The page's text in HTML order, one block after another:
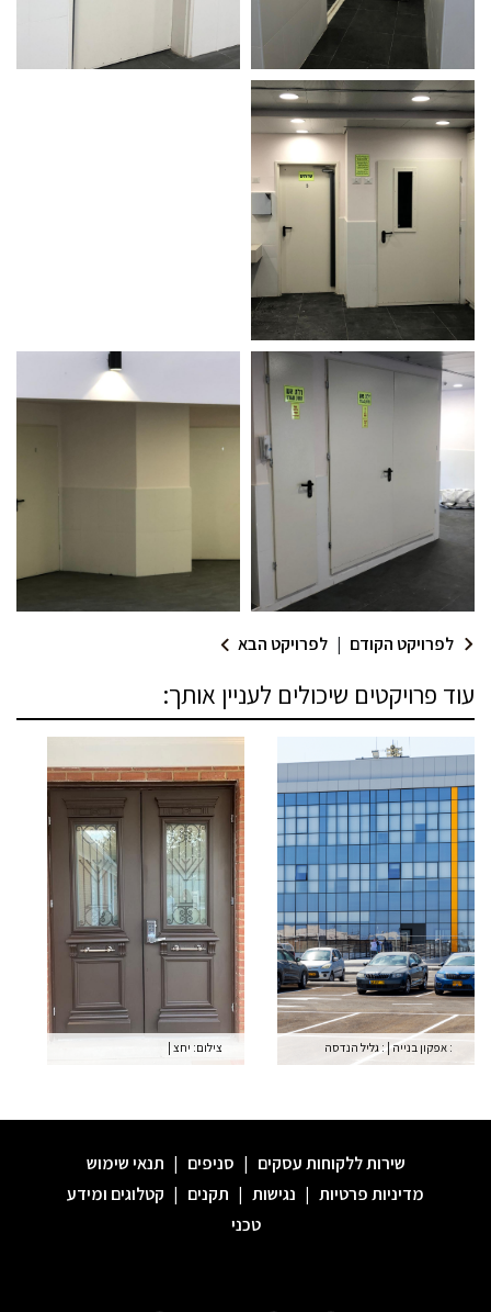
מודול 1
לפרויקט הקודם | לפרויקט הבא
עוד פרויקטים שיכולים לעניין אותך:
: אפקון בנייה|: גליל הנדסה צילום: יחצ
שירות ללקוחות עסקים | סניפים | תנאי שימוש
מדיניות פרטיות | נגישות | תקנים | קטלוגים ומידע
טכני